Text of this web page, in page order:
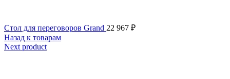
Стол для переговоров Grand 22 967 ₽
Назад к товарам
Next product